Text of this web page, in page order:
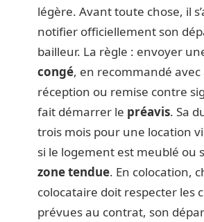
légère. Avant toute chose, il
notifier officiellement son
bailleur. La règle : envoyer
congé, en recommandé avec
réception ou remise contre
fait démarrer le préavis. Sa
trois mois pour une location
si le logement est meublé ou
zone tendue. En colocation,
colocataire doit respecter les
prévues au contrat, son